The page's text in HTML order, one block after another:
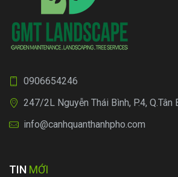
0906654246
247/2L Nguyễn Thái Bình, P.4, Q.Tân
info@canhquanthanhpho.com
TIN MỚI